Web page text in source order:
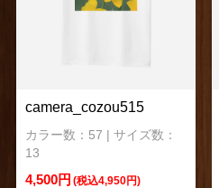
camera_cozou515
カラー数：57 | サイズ数：
13
4,500円 (税込4,950円)